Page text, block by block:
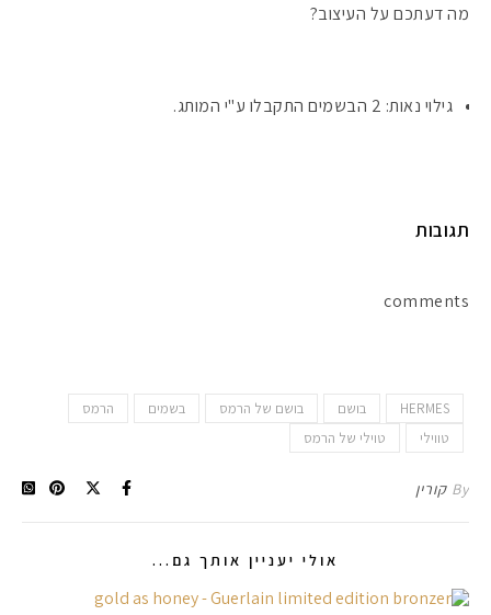
מה דעתכם על העיצוב?
גילוי נאות: 2 הבשמים התקבלו ע"י המותג.
תגובות
comments
HERMES בושם בושם של הרמס בשמים
הרמס
טווילי
טוילי של הרמס
By קורין
אולי יעניין אותך גם...